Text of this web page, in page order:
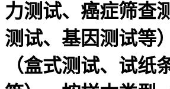
力测试、癌症筛查
测试、基因测试等
（盒式测试、试纸